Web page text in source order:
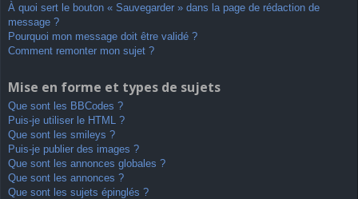
À quoi sert le bouton « Sauvegarder » dans la page de rédaction de
message ?
Pourquoi mon message doit être validé ?
Comment remonter mon sujet ?
Mise en forme et types de sujets
Que sont les BBCodes ?
Puis-je utiliser le HTML ?
Que sont les smileys ?
Puis-je publier des images ?
Que sont les annonces globales ?
Que sont les annonces ?
Que sont les sujets épinglés ?